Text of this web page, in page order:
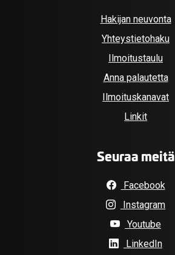
Hakijan neuvonta
Yhteystietohaku
Ilmoitustaulu
Anna palautetta
Ilmoituskanavat
Linkit
Seuraa meitä
Facebook
Instagram
Youtube
LinkedIn